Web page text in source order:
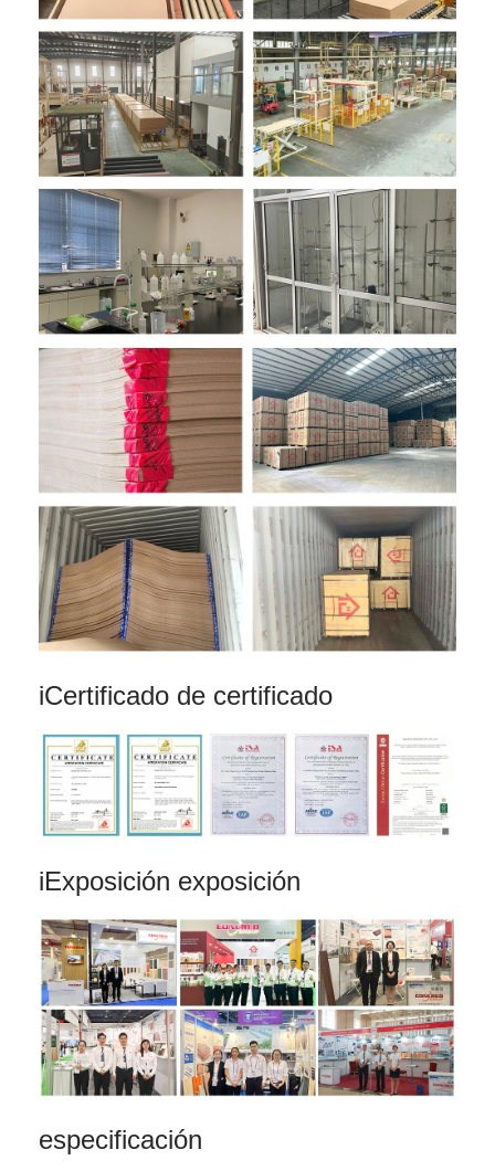
iCertificado de certificado
iExposición exposición
especificación